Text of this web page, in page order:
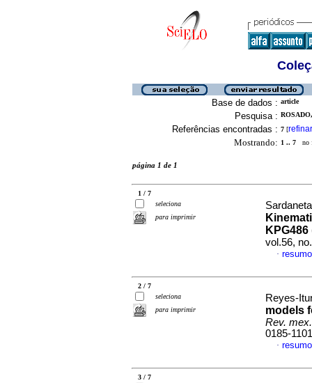
Base de dados : article
Pesquisa :
Referências encontradas : 7 [refinar
Mostrando: 1 .. 7 no
página 1 de 1
1 / 7
seleciona
para imprimir
KPG486
vol.56,
·
2 / 7
seleciona
para imprimir
Reyes-
models
Rev.
0185-1101
·
3 / 7